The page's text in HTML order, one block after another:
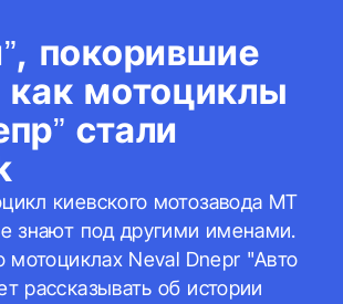
покорившие
как мотоциклы
стали
киевского мотозавода МТ
знают под другими именами.
мотоциклах Neval Dnepr "Авто
рассказывать об истории